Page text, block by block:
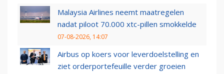
Malaysia Airlines neemt maatregelen
nadat piloot 70.000 xtc-pillen smokkelde
07-08-2026, 14:07
Airbus op koers voor leverdoelstelling en
ziet orderportefeuille verder groeien